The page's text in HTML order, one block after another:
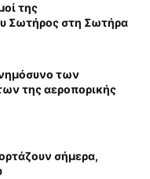
της
Σωτήρος στη Σωτήρα
των
της αεροπορικής
σήμερα,